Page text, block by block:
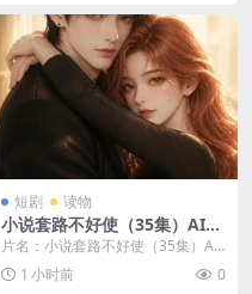
短剧 读物
小说套路不好使（35集）AI短
剧 (2026)
片名：小说套路不好使（35集）AI
短剧 (2026) 分类：电影 年份：202
6... 1 小时前 0